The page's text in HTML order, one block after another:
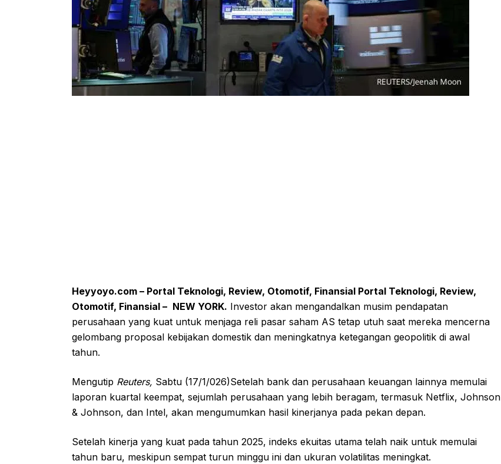
Heyyoyo.com – Portal Teknologi, Review, Otomotif, Finansial Portal Teknologi, Review,
Otomotif, Finansial – NEW YORK. Investor akan mengandalkan musim pendapatan
perusahaan yang kuat untuk menjaga reli pasar saham AS tetap utuh saat mereka mencerna
gelombang proposal kebijakan domestik dan meningkatnya ketegangan geopolitik di awal
tahun.
Mengutip Reuters, Sabtu (17/1/026)Setelah bank dan perusahaan keuangan lainnya memulai
laporan kuartal keempat, sejumlah perusahaan yang lebih beragam, termasuk Netflix, Johnson
& Johnson, dan Intel, akan mengumumkan hasil kinerjanya pada pekan depan.
Setelah kinerja yang kuat pada tahun 2025, indeks ekuitas utama telah naik untuk memulai
tahun baru, meskipun sempat turun minggu ini dan ukuran volatilitas meningkat.